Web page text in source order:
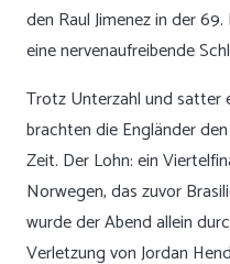
den Raul Jimenez in der
eine nervenaufreibende
Trotz Unterzahl und satter
brachten die Engländer
Zeit. Der Lohn: ein
Norwegen, das zuvor
wurde der Abend allein
Verletzung von Jordan